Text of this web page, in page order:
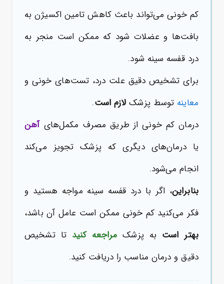
کم خونی می‌تواند باعث کاهش تامین اکسیژن به
بافت‌ها و عضلات شود که ممکن است منجر به
درد قفسه سینه شود.
برای تشخیص دقیق علت درد، تست‌های خونی و
معاینه توسط پزشک لازم است.
درمان کم خونی از طریق مصرف مکمل‌هایآهن
یا درمان‌های دیگری که پزشک تجویز می‌کند
انجام می‌شود.
بنابراین، اگر با درد قفسه سینه مواجه هستید و
فکر می‌کنید کم خونی ممکن است عامل آن باشد،
بهتر است به پزشک مراجعه کنید تا تشخیص
دقیق و درمان مناسب را دریافت کنید.